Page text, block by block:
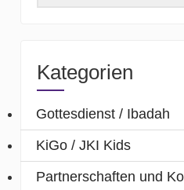
Kategorien
Gottesdienst / Ibadah
KiGo / JKI Kids
Partnerschaften und